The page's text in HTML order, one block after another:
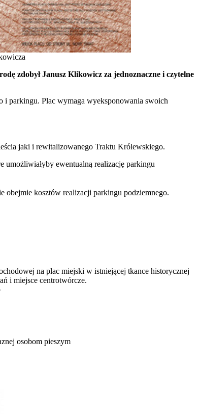
zdobył Janusz Klikowicz za jednoznaczne i czytelne
i parkingu. Plac wymaga wyeksponowania swoich
jaki i rewitalizowanego Traktu Królewskiego.
umożliwiałyby ewentualną realizację parkingu
obejmie kosztów realizacji parkingu podziemnego.
na plac miejski w istniejącej tkance historycznej
i miejsce centrotwórcze.
osobom pieszym